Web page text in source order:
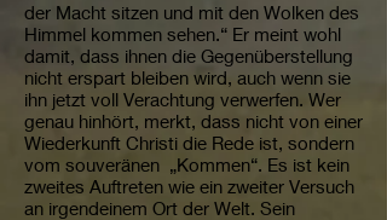
der Macht sitzen und mit den Wolken des
Himmel kommen sehen.“ Er meint wohl
damit, dass ihnen die Gegenüberstellung
nicht erspart bleiben wird, auch wenn sie
ihn jetzt voll Verachtung verwerfen. Wer
genau hinhört, merkt, dass nicht von einer
Wiederkunft Christi die Rede ist, sondern
vom souveränen „Kommen“. Es ist kein
zweites Auftreten wie ein zweiter Versuch
an irgendeinem Ort der Welt. Sein